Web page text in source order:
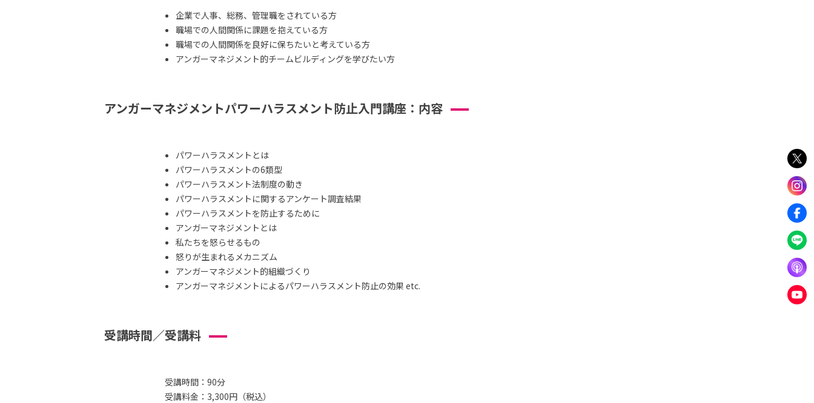
企業で人事、総務、管理職をされている方
職場での人間関係に課題を抱えている方
職場での人間関係を良好に保ちたいと考えている方
アンガーマネジメント的チームビルディングを学びたい方
アンガーマネジメントパワーハラスメント防止入門講座：内容
パワーハラスメントとは
パワーハラスメントの6類型
パワーハラスメント法制度の動き
パワーハラスメントに関するアンケート調査結果
パワーハラスメントを防止するために
アンガーマネジメントとは
私たちを怒らせるもの
怒りが生まれるメカニズム
アンガーマネジメント的組織づくり
アンガーマネジメントによるパワーハラスメント防止の効果 etc.
受講時間／受講料
受講時間：90分
受講料金：3,300円（税込）